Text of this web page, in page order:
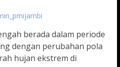
berada dalam periode
dengan perubahan pola
hujan ekstrem di